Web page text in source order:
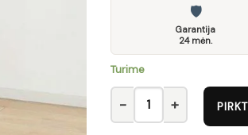
🛡
Garantija
24 mėn.
Turime
produkto kiekis: